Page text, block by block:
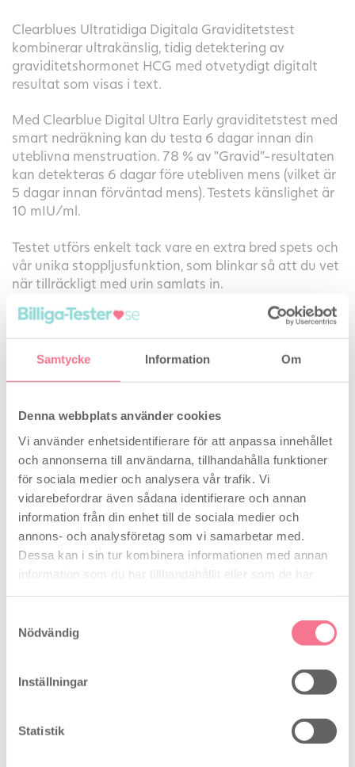
Samtycke Information Om
Denna webbplats använder cookies
Vi använder enhetsidentifierare för att anpassa innehållet
och annonserna till användarna, tillhandahålla funktioner
för sociala medier och analysera vår trafik. Vi
vidarebefordrar även sådana identifierare och annan
information från din enhet till de sociala medier och
annons- och analysföretag som vi samarbetar med.
Dessa kan i sin tur kombinera informationen med annan
information som du har tillhandahållit eller som de har
Nödvändig
Inställningar
Statistik
Clearblues Ultratidiga Digitala Graviditetstest
kombinerar ultrakänslig, tidig detektering av
graviditetshormonet HCG med otvetydigt digitalt
resultat som visas i text.
Med Clearblue Digital Ultra Early graviditetstest med
smart nedräkning kan du testa 6 dagar innan din
uteblivna menstruation. 78 % av ”Gravid”-resultaten
kan detekteras 6 dagar före utebliven mens (vilket är
5 dagar innan förväntad mens). Testets känslighet är
10 mIU/ml.
Testet utförs enkelt tack vare en extra bred spets och
vår unika stoppljusfunktion, som blinkar så att du vet
när tillräckligt med urin samlats in.
Dessutom gör Clearblues Floodguard
teknologi det
lätt att testa rätt. Testet tar 1-5 minuter och medan
det pågår visar en nedräkning (Smart Countdown
*Alla graviditetstester från Clearblue är över 99 %
tillförlitliga från dagen då du väntar din mens.
Så här använder du Clearblue Digitalt
Ultratidigt Graviditetstest
Läs alltid hela bruksanvisningen innan du börjar
testa.
Om du testar innan utebliven mens, ska du
Om du testar efter att din mens har uteblivit kan
du testa när som helst under dagen.
När du testar ska du aldrig hålla stickan med
spetsen riktad uppåt.